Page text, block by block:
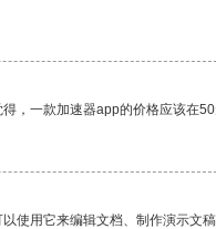
，一款加速器app的价格应该在50
使用它来编辑文档、制作演示文稿